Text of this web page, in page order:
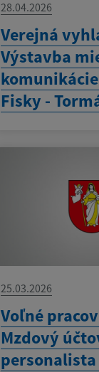
28.04.2026
Verejná
Výstavba
Fisky -
25.03.2026
Voľné
Mzdový
personalista